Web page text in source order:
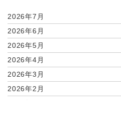
2026年7月
2026年6月
2026年5月
2026年4月
2026年3月
2026年2月